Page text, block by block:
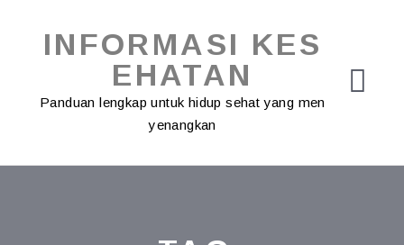
contentINFORMASI KES
EHATAN
Panduan lengkap untuk hidup sehat yang men
yenangkan